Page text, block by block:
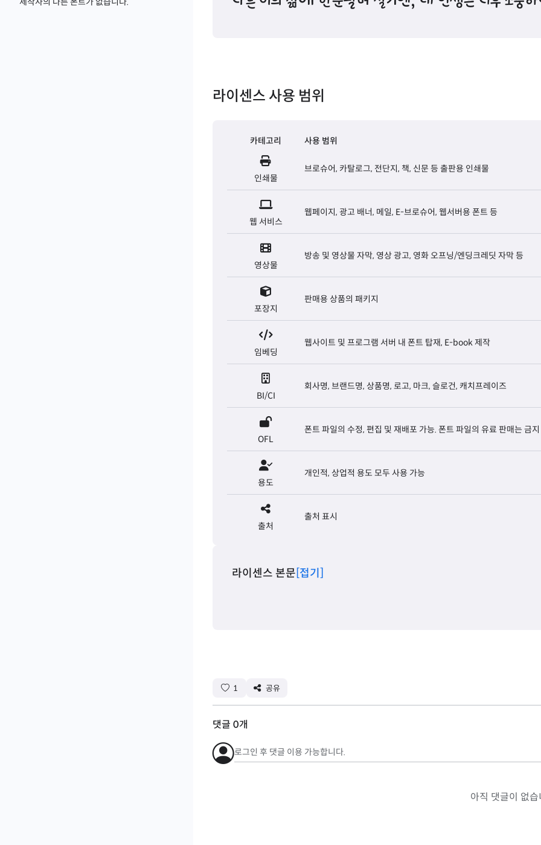
라이센스 사용 범위
카테고리 사용 범위
인쇄물
브로슈어, 카탈로그, 전단지, 책, 신문 등 출판용 인쇄물
웹 서비스
웹페이지, 광고 배너, 메일, E-브로슈어, 웹서버용 폰트 등
영상물
방송 및 영상물 자막, 영상 광고, 영화 오프닝/엔딩크레딧 자막 등
포장지
판매용 상품의 패키지
임베딩
웹사이트 및 프로그램 서버 내 폰트 탑재, E-book 제작
BI/CI
회사명, 브랜드명, 상품명, 로고, 마크, 슬로건, 캐치프레이즈
OFL
폰트 파일의 수정, 편집 및 재배포 가능. 폰트 파일의 유료 판매는 금지
용도
개인적, 상업적 용도 모두 사용 가능
출처
출처 표시
라이센스 본문 [접기]
1 공유
댓글 0개
로그인 후 댓글 이용 가능합니다.
아직 댓글이 없습